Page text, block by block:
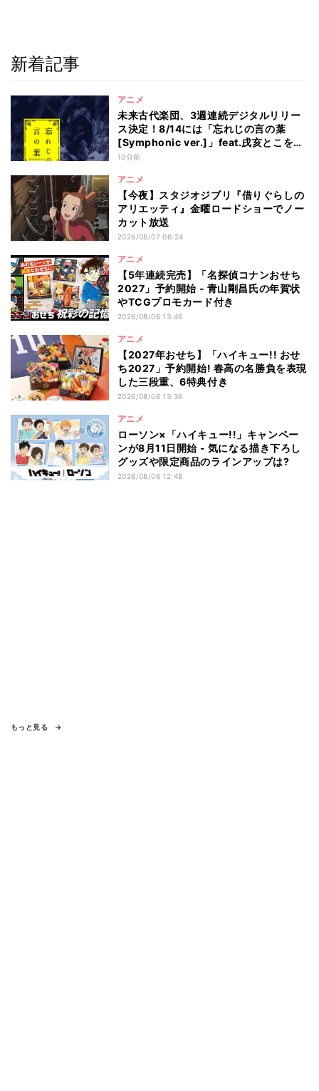
新着記事
アニメ
未来古代楽団、3週連続デジタルリリー
ス決定！8/14には「忘れじの言の葉
[Symphonic ver.]」feat.戌亥とこを配
信
10分前
アニメ
【今夜】スタジオジブリ『借りぐらしの
アリエッティ』金曜ロードショーでノー
カット放送
2026/08/07 06:24
アニメ
【5年連続完売】「名探偵コナンおせち
2027」予約開始 - 青山剛昌氏の年賀状
やTCGプロモカード付き
2026/08/06 13:46
アニメ
【2027年おせち】「ハイキュー!! おせ
ち2027」予約開始! 春高の名勝負を表現
した三段重、6特典付き
2026/08/06 13:36
アニメ
ローソン×「ハイキュー!!」キャンペー
ンが8月11日開始 - 気になる描き下ろし
グッズや限定商品のラインアップは?
2026/08/06 12:48
もっと見る